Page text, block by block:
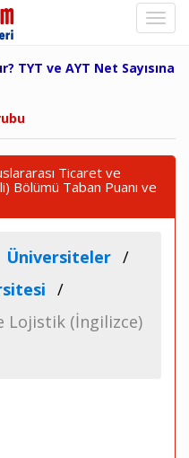
TYT ve AYT Net Sayısına
Ticaret ve
Bölümü Taban Puanı ve
Üniversiteler
Lojistik (İngilizce)